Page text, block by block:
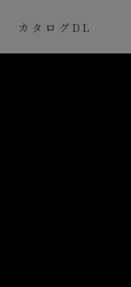
カタログDL